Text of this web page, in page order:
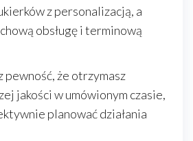
z personalizacją, a
obsługę i terminową
pewność, że otrzymasz
jakości w umówionym czasie,
planować działania